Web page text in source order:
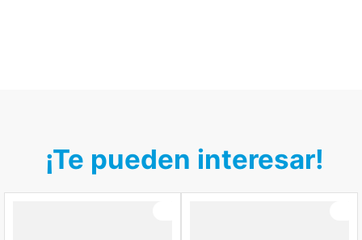
¡Te pueden interesar!